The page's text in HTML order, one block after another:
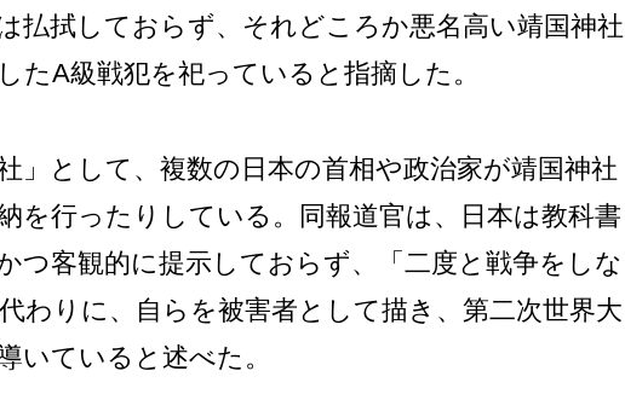
払拭しておらず、それどころか悪名高い靖国神社
たA級戦犯を祀っていると指摘した。
」として、複数の日本の首相や政治家が靖国神社
を行ったりしている。同報道官は、日本は教科書
つ客観的に提示しておらず、「二度と戦争をしな
わりに、自らを被害者として描き、第二次世界大
いていると述べた。